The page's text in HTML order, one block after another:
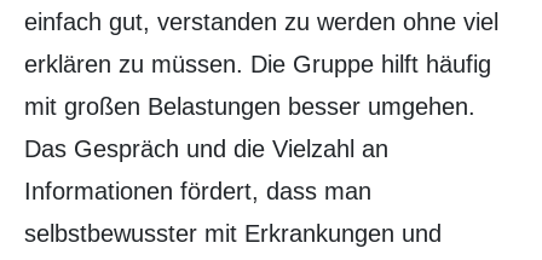
einfach gut, verstanden zu werden ohne viel
erklären zu müssen. Die Gruppe hilft häufig
mit großen Belastungen besser umgehen.
Das Gespräch und die Vielzahl an
Informationen fördert, dass man
selbstbewusster mit Erkrankungen und